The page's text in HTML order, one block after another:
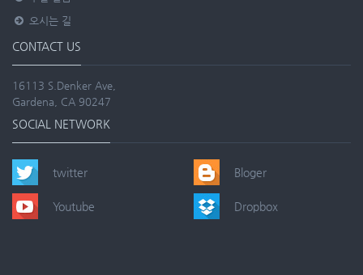
오시는 길
CONTACT US
16113 S.Denker Ave,
Gardena, CA 90247
SOCIAL NETWORK
twitter
Youtube
Bloger
Dropbox